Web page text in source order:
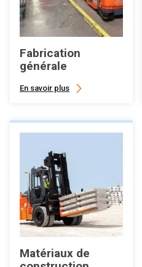
Fabrication
générale
En savoir plus
Matériaux de